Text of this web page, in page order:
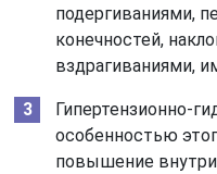
подергиваниями,
конечностей,
вздрагиваниями,
Гипертензионно-
особенностью
повышение